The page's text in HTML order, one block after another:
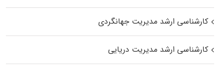
کارشناسی ارشد مدیریت جهانگردی
کارشناسی ارشد مدیریت دریایی